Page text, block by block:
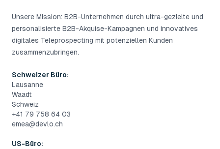
Unsere Mission: B2B-Unternehmen durch ultra-gezielte und
personalisierte B2B-Akquise-Kampagnen und innovatives
digitales Teleprospecting mit potenziellen Kunden
zusammenzubringen.
Schweizer Büro:
Lausanne
Waadt
Schweiz
+41 79 758 64 03
emea@devlo.ch
US-Büro: